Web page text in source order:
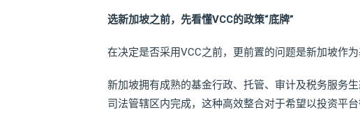
选新加坡之前，先看懂VCC的政策“底牌”
在决定是否采用VCC之前，更前置的问题是新加坡作
新加坡拥有成熟的基金行政、托管、审计及税务服务
司法管辖区内完成，这种高效整合对于希望以投资平